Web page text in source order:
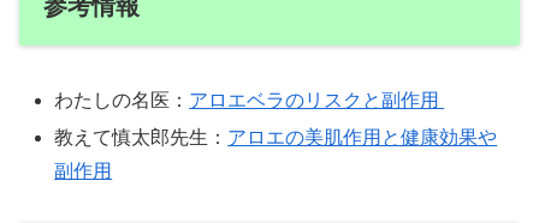
参考情報
わたしの名医： アロエベラのリスクと副作用
教えて慎太郎先生： アロエの美肌作用と健康効果や
副作用